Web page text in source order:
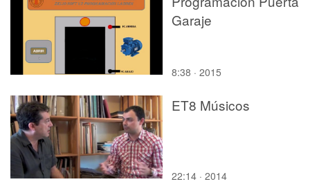
Garaje
8:38 · 2015
ET8 Músicos
22:14 · 2014